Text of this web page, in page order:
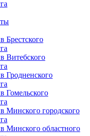
Брестского
Витебского
Гродненского
Гомельского
Минского городского
Минского областного